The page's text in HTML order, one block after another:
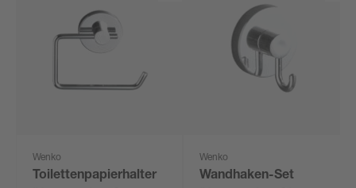
Wenko
Toilettenpapierhalter
Wenko
Wandhaken-Set